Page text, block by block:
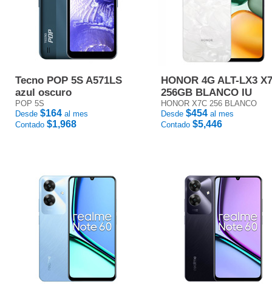
Tecno POP 5S A571LS
azul oscuro
POP 5S
Desde $164 al mes
Contado $1,968
HONOR 4G ALT-LX3
256GB BLANCO IU
HONOR X7C 256 BLANCO
Desde $454 al mes
Contado $5,446